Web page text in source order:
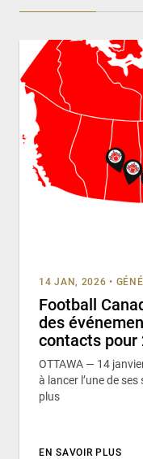
14 JAN, 2026 •
Football
des
contacts pour
OTTAWA — 14
à lancer l’une de
plus
EN SAVOIR PLUS